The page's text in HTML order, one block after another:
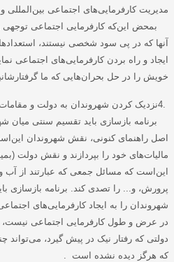
مدیریت کارفرمایی‌های اجتماعی بین‌المللی
بمحض این‌که کارفرمایی اجتماعی
آنها که در پی سود شخصی نیستند،
ایجاد و راه بردن کارفرمایی‌های اجتماعی
خویش را در حل بحران‌هایی که ما
4.نزدیک کردن شهروندان به دولت و
برنامه بازسازی باید تقسیم سنتی میان
اصل راهنمای کنونی، نقش شهروندان
مالیات‌های خود را بپردازند و نقش دولت
این‌است که مسائل جمعی که عبارتند از
پرورش، و... را تصدی کند. برنامه بازسازی
شهروندان را به ایجاد کارفرمایی‌های
در عرض و طول کارفرمایی اجتماعی نیست،
دولتی که رفتار نیک در پیش گیرد، می‌تواند
که هرگز دیده نشده است